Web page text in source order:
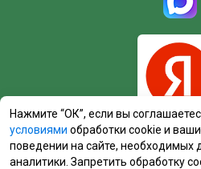
Нажмите “ОК”, если вы
условиями обработки cookie и
поведении на сайте, необходимых
аналитики. Запретить обработку